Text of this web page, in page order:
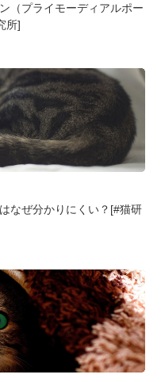
（プライモーディアルポー
所]
なぜ分かりにくい？[#猫研